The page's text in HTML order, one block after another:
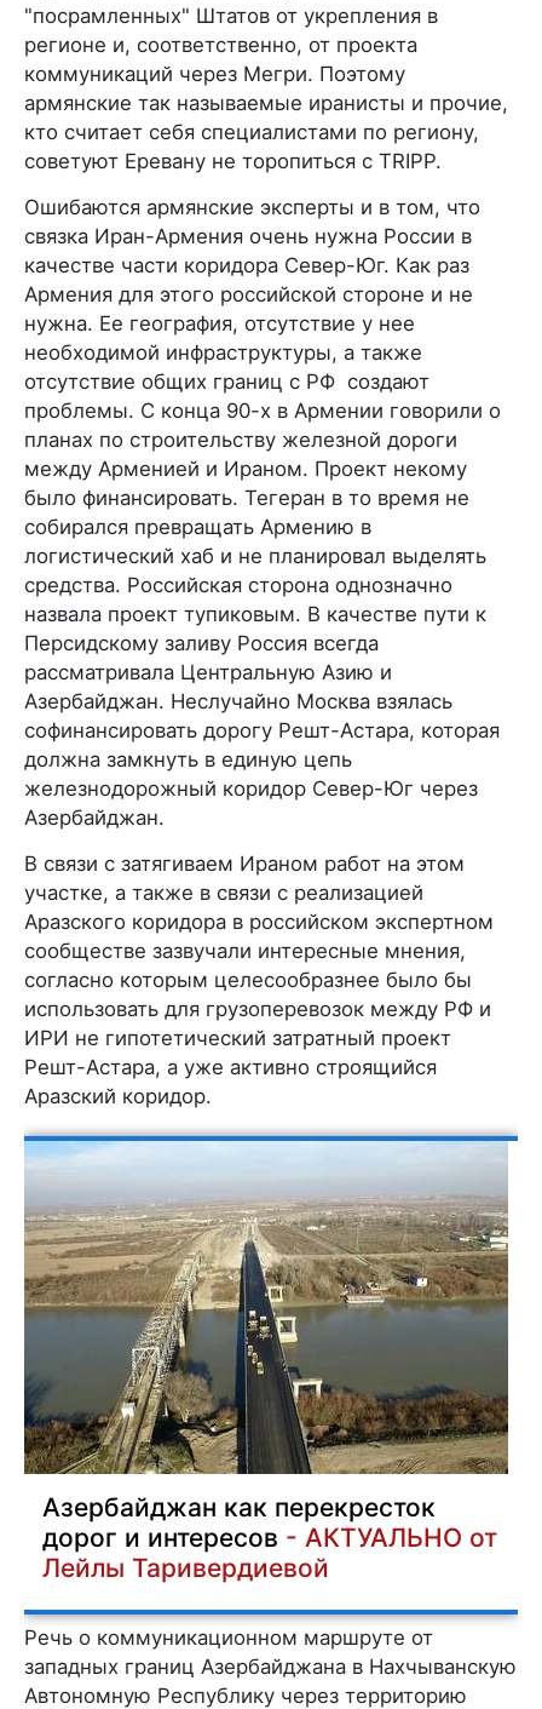
"посрамленных" Штатов от укрепления в
регионе и, соответственно, от проекта
коммуникаций через Мегри. Поэтому
армянские так называемые иранисты и прочие,
кто считает себя специалистами по региону,
советуют Еревану не торопиться с TRIPP.
Ошибаются армянские эксперты и в том, что
связка Иран-Армения очень нужна России в
качестве части коридора Север-Юг. Как раз
Армения для этого российской стороне и не
нужна. Ее география, отсутствие у нее
необходимой инфраструктуры, а также
отсутствие общих границ с РФ создают
проблемы. С конца 90-х в Армении говорили о
планах по строительству железной дороги
между Арменией и Ираном. Проект некому
было финансировать. Тегеран в то время не
собирался превращать Армению в
логистический хаб и не планировал выделять
средства. Российская сторона однозначно
назвала проект тупиковым. В качестве пути к
Персидскому заливу Россия всегда
рассматривала Центральную Азию и
Азербайджан. Неслучайно Москва взялась
софинансировать дорогу Решт-Астара, которая
должна замкнуть в единую цепь
железнодорожный коридор Север-Юг через
Азербайджан.
В связи с затягиваем Ираном работ на этом
участке, а также в связи с реализацией
Аразского коридора в российском экспертном
сообществе зазвучали интересные мнения,
согласно которым целесообразнее было бы
использовать для грузоперевозок между РФ и
ИРИ не гипотетический затратный проект
Решт-Астара, а уже активно строящийся
Аразский коридор.
Азербайджан как перекресток
дорог и интересов - АКТУАЛЬНО от
Лейлы Таривердиевой
Речь о коммуникационном маршруте от
западных границ Азербайджана в Нахчыванскую
Автономную Республику через территорию